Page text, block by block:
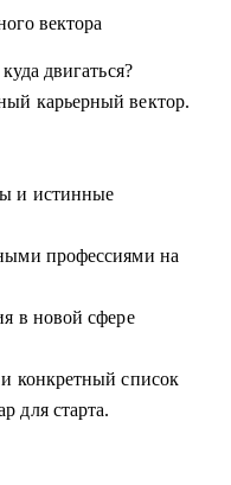
вектора
двигаться?
карьерный вектор.
и истинные
профессиями на
в новой сфере
конкретный список
для старта.